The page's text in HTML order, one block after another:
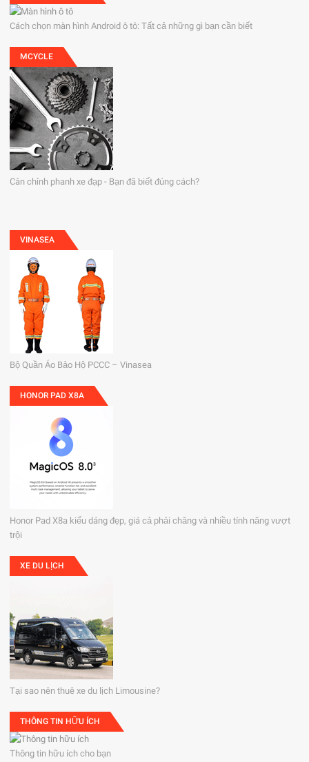
Cách chọn màn hình Android ô tô: Tất cả những gì bạn cần biết
MCYCLE
Cân chỉnh phanh xe đạp - Bạn đã biết đúng cách?
VINASEA
Bộ Quần Áo Bảo Hộ PCCC – Vinasea
HONOR PAD X8A
Honor Pad X8a kiểu dáng đẹp, giá cả phải chăng và nhiều tính năng vượt
trội
XE DU LỊCH
Tại sao nên thuê xe du lịch Limousine?
THÔNG TIN HỮU ÍCH
Thông tin hữu ích cho bạn